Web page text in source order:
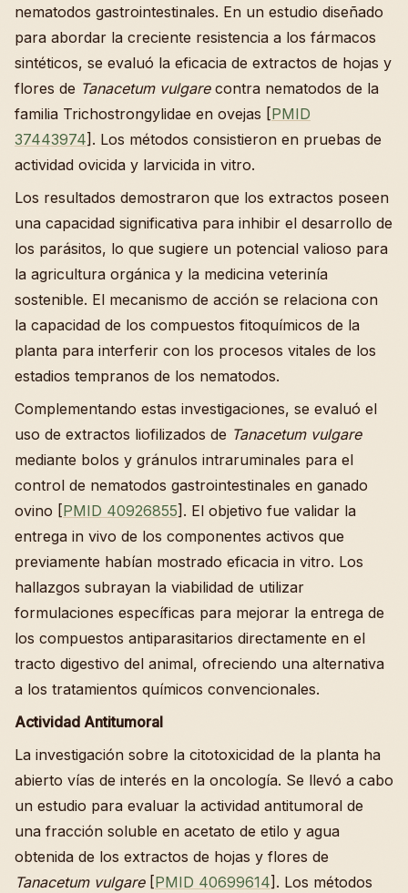
nematodos gastrointestinales. En un estudio diseñado
para abordar la creciente resistencia a los fármacos
sintéticos, se evaluó la eficacia de extractos de hojas y
flores de Tanacetum vulgarecontra nematodos de la
familia Trichostrongylidae en ovejas [PMID
37443974]. Los métodos consistieron en pruebas de
actividad ovicida y larvicida in vitro.
Los resultados demostraron que los extractos poseen
una capacidad significativa para inhibir el desarrollo de
los parásitos, lo que sugiere un potencial valioso para
la agricultura orgánica y la medicina veterinía
sostenible. El mecanismo de acción se relaciona con
la capacidad de los compuestos fitoquímicos de la
planta para interferir con los procesos vitales de los
estadios tempranos de los nematodos.
Complementando estas investigaciones, se evaluó el
uso de extractos liofilizados de Tanacetum vulgare
mediante bolos y gránulos intraruminales para el
control de nematodos gastrointestinales en ganado
ovino [PMID 40926855]. El objetivo fue validar la
entrega in vivo de los componentes activos que
previamente habían mostrado eficacia in vitro. Los
hallazgos subrayan la viabilidad de utilizar
formulaciones específicas para mejorar la entrega de
los compuestos antiparasitarios directamente en el
tracto digestivo del animal, ofreciendo una alternativa
a los tratamientos químicos convencionales.
Actividad Antitumoral
La investigación sobre la citotoxicidad de la planta ha
abierto vías de interés en la oncología. Se llevó a cabo
un estudio para evaluar la actividad antitumoral de
una fracción soluble en acetato de etilo y agua
obtenida de los extractos de hojas y flores de
Tanacetum vulgare[PMID 40699614]. Los métodos